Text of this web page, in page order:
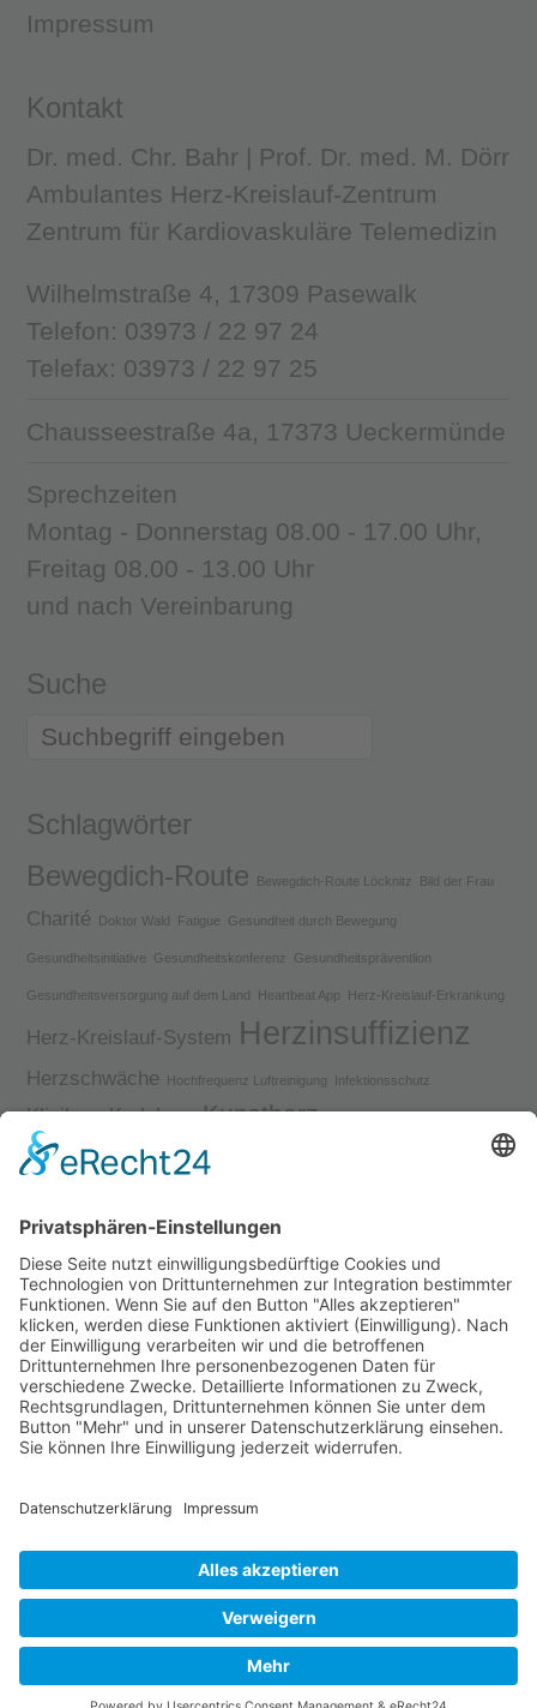
Impressum
Kontakt
Dr. med. Chr. Bahr | Prof. Dr. med. M. Dörr
Ambulantes Herz-Kreislauf-Zentrum
Zentrum für Kardiovaskuläre Telemedizin
Wilhelmstraße 4, 17309 Pasewalk
Telefon: 03973 / 22 97 24
Telefax: 03973 / 22 97 25
Chausseestraße 4a, 17373 Ueckermünde
Sprechzeiten
Montag - Donnerstag 08.00 - 17.00 Uhr,
Freitag 08.00 - 13.00 Uhr
und nach Vereinbarung
Suche
Schlagwörter
Bewegdich-Route
Bewegdich-Route Löcknitz Bild der Frau
Charité Doktor Wald Fatigue Gesundheit durch Bewegung
Gesundheitsinitiative Gesundheitskonferenz Gesundheitspräventlion
Gesundheitsversorgung auf dem Land Heartbeat App Herz-Kreislauf-Erkrankung
Herz-Kreislauf-System Herzinsuffizienz
Herzschwäche Hochfrequenz Luftreinigung Infektionsschutz
Klinikum Karlsburg Kunstherz
Landkardiologie Long-Covid
Praxisassistentin NÄPA Pasewalk
Erkrankungen Powerband Praxis Prävention
Radfahren
Redstroke Schlaganfallrisiko stärkung der Rückenmuskulatur TAC V+
Team Telekardiologie Telemedizin Theraband
Ueckermünde Vorhofflimmern Wartezimmer
Cookie-Einstellungen
© 2020 Dr. med. Chr. Bahr & Kollegen |
by photricity.com|NICKIFABRIK®DE Werbeagentur
und Textildruck